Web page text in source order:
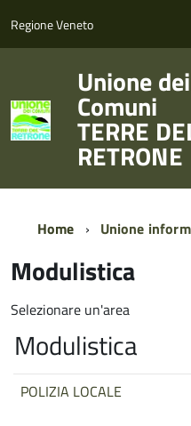
Regione Veneto
Unione dei
Comuni
TERRE
RETRONE
Home Unione
Modulistica
Selezionare un'area
Modulistica
POLIZIA LOCALE